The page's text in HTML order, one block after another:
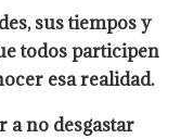
sus tiempos y
todos participen
esa realidad.
a no desgastar